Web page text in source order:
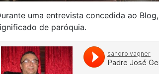
uma entrevista concedida ao
de paróquia.